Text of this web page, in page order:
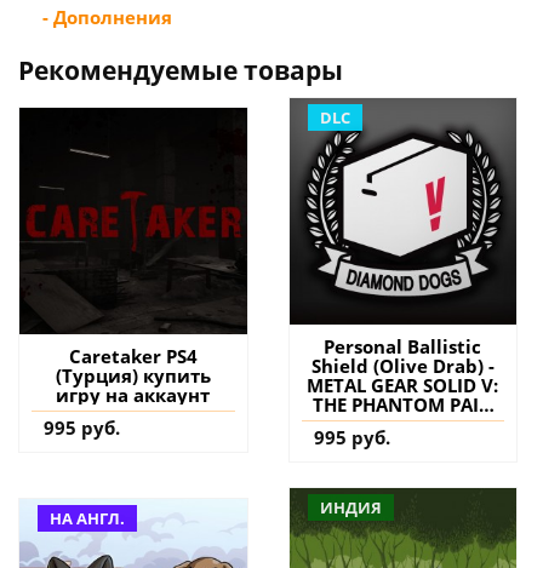
- Дополнения
Рекомендуемые товары
Caretaker PS4
(Турция) купить
игру на аккаунт
995 руб.
DLC
Personal Ballistic
Shield (Olive Drab) -
METAL GEAR SOLID V:
THE PHANTOM PAIN
PS4 (Турция) купить
дополнение на
995 руб.
НА АНГЛ. ИНДИЯ